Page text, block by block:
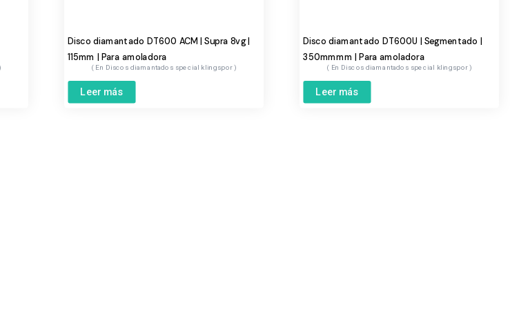
Disco diamantado DT600 ACM | Supra 8vg |
115mm | Para amoladora
Discos diamantados special klingspor
Leer más
Disco diamantado DT600U | Segmentado |
350mmmm | Para amoladora
Discos diamantados special klingspor
Leer más